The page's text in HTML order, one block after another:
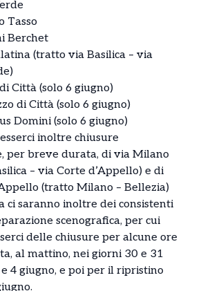
Tasso
Berchet
(tratto via Basilica – via
Città (solo 6 giugno)
di Città (solo 6 giugno)
Domini (solo 6 giugno)
inoltre chiusure
per breve durata, di via Milano
– via Corte d’Appello) e di
(tratto Milano – Bellezia)
ci saranno inoltre dei consistenti
scenografica, per cui
delle chiusure per alcune ore
al mattino, nei giorni 30 e 31
e 4 giugno, e poi per il ripristino